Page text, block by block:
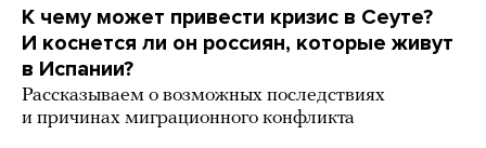
К чему может привести кризис в Сеуте?
И коснется ли он россиян, которые живут
в Испании?
Рассказываем о возможных последствиях
и причинах миграционного конфликта